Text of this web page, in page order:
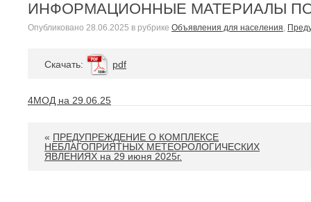
ИНФОРМАЦИОННЫЕ МАТЕРИАЛЫ
Опубликовано 28.06.2025 в рубрике Объявления для населения,
Cкачать: pdf
4МОД на 29.06.25
« ПРЕДУПРЕЖДЕНИЕ О КОМПЛЕКСЕ
НЕБЛАГОПРИЯТНЫХ МЕТЕОРОЛОГИЧЕСКИХ
ЯВЛЕНИЯХ на 29 июня 2025г.